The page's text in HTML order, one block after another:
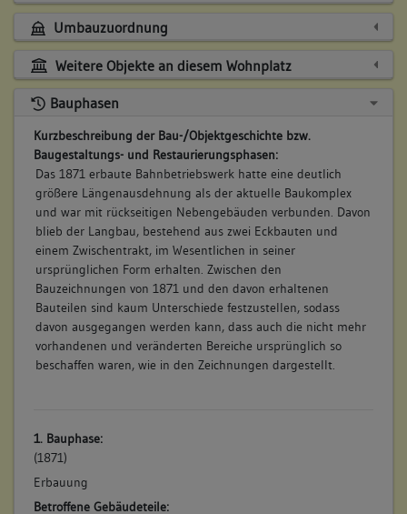
Umbauzuordnung
Weitere Objekte an diesem Wohnplatz
Bauphasen
Kurzbeschreibung der Bau-/Objektgeschichte bzw.
Baugestaltungs- und Restaurierungsphasen:
Das 1871 erbaute Bahnbetriebswerk hatte eine deutlich
größere Längenausdehnung als der aktuelle Baukomplex
und war mit rückseitigen Nebengebäuden verbunden. Davon
blieb der Langbau, bestehend aus zwei Eckbauten und
einem Zwischentrakt, im Wesentlichen in seiner
ursprünglichen Form erhalten. Zwischen den
Bauzeichnungen von 1871 und den davon erhaltenen
Bauteilen sind kaum Unterschiede festzustellen, sodass
davon ausgegangen werden kann, dass auch die nicht mehr
vorhandenen und veränderten Bereiche ursprünglich so
beschaffen waren, wie in den Zeichnungen dargestellt.
1. Bauphase:
(1871)
Erbauung
Betroffene Gebäudeteile: